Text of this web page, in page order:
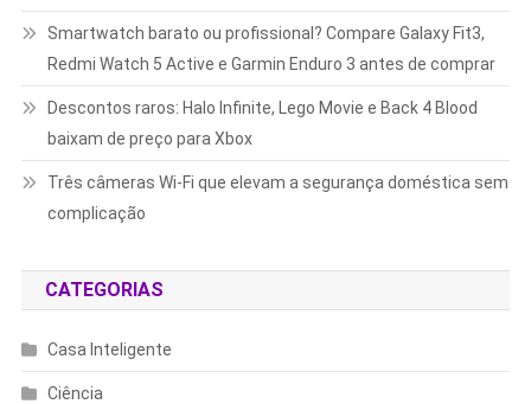
Smartwatch barato ou profissional? Compare Galaxy Fit3,
Redmi Watch 5 Active e Garmin Enduro 3 antes de comprar
Descontos raros: Halo Infinite, Lego Movie e Back 4 Blood
baixam de preço para Xbox
Três câmeras Wi-Fi que elevam a segurança doméstica sem
complicação
CATEGORIAS
Casa Inteligente
Ciência